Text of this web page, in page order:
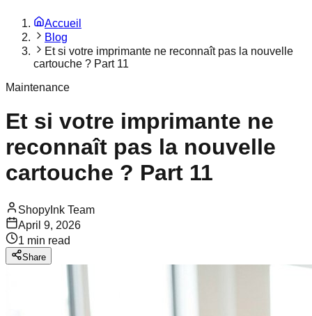
Accueil
Blog
Et si votre imprimante ne reconnaît pas la nouvelle
cartouche ? Part 11
Maintenance
Et si votre imprimante ne
reconnaît pas la nouvelle
cartouche ? Part 11
ShopyInk Team
April 9, 2026
1 min read
Share